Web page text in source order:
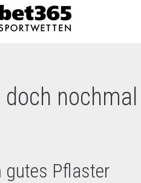
nochmal
gutes Pflaster